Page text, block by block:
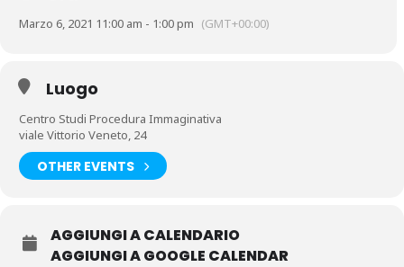
(anche di diversa formazione) iscritti ai rispettivi albi professionali,
Marzo 6, 2021 11:00 am - 1:00 pm (GMT+00:00)
Luogo
Centro Studi Procedura Immaginativa
viale Vittorio Veneto, 24
OTHER EVENTS
AGGIUNGI A CALENDARIO
AGGIUNGI A GOOGLE CALENDAR